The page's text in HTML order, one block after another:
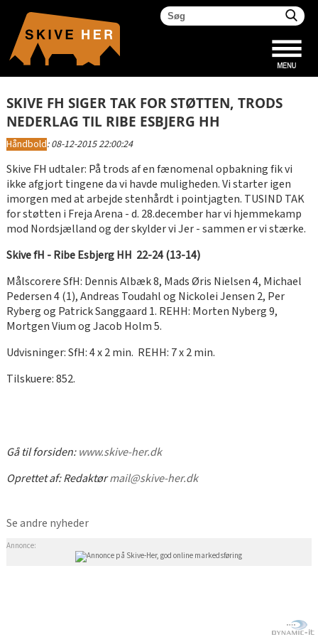
SKIVE FH SIGER TAK FOR STØTTEN, TRODS
NEDERLAG TIL RIBE ESBJERG HH
Håndbold:08-12-2015 22:00:24
Skive FH udtaler: På trods af en fænomenal opbakning fik vi
ikke afgjort tingene da vi havde muligheden. Vi starter igen
imorgen med at arbejde stenhårdt i pointjagten. TUSIND TAK
for støtten i Freja Arena - d. 28.december har vi hjemmekamp
mod Nordsjælland og der skylder vi Jer - sammen er vi stærke.
Skive fH - Ribe Esbjerg HH 22-24 (13-14)
Målscorere SfH: Dennis Albæk 8, Mads Øris Nielsen 4, Michael
Pedersen 4 (1), Andreas Toudahl og Nickolei Jensen 2, Per
Ryberg og Patrick Sanggaard 1. REHH: Morten Nyberg 9,
Mortgen Vium og Jacob Holm 5.
Udvisninger: SfH: 4 x 2 min. REHH: 7 x 2 min.
Tilskuere: 852.
Gå til forsiden:www.skive-her.dk
Oprettet af:Redaktørmail@skive-her.dk
Se andre nyheder
Annonce: